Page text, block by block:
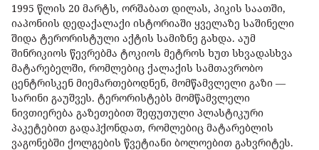
1995 წლის 20 მარტს, ორშაბათ დილას, პიკის საათში,
იაპონიის დედაქალაქი ისტორიაში ყველაზე საშინელი
შიდა ტერორისტული აქტის სამიზნე გახდა. აუმ
შინრიკიოს წევრებმა ტოკიოს მეტროს ხუთ სხვადასხვა
მატარებელში, რომლებიც ქალაქის სამთავრობო
ცენტრისკენ მიემართებოდნენ, მომწამვლელი გაზი —
სარინი გაუშვეს. ტერორისტებს მომწამვლელი
ნივთიერება გაზეთებით შეფუთული პლასტიკური
პაკეტებით გადაჰქონდათ, რომლებიც მატარებლის
ვაგონებში ქოლგების წვეტიანი ბოლოებით გახვრიტეს.